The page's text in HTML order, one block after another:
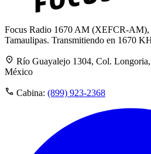
Focus Radio 1670 AM (XEFCR-AM),
Tamaulipas. Transmitiendo en 1670
Río Guayalejo 1304, Col. Longoria,
México
Cabina: (899) 923-2368